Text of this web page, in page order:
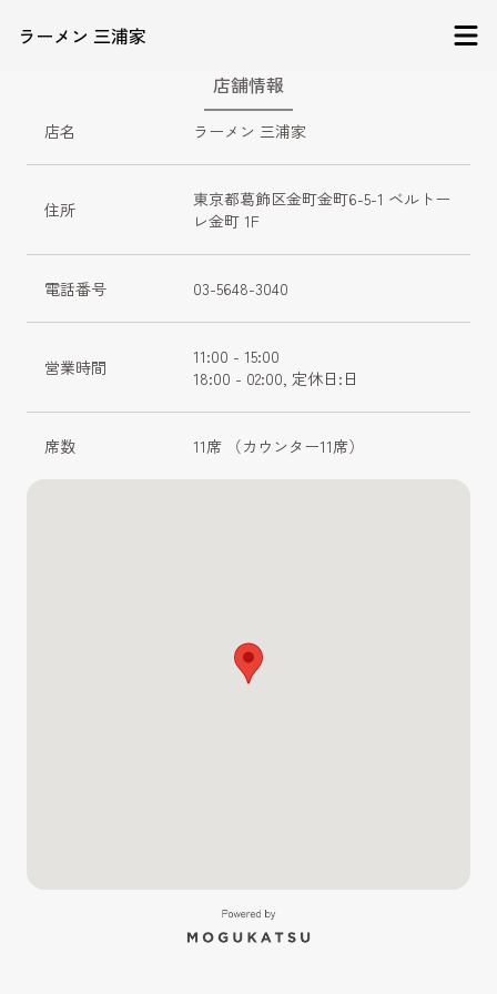
ラーメン 三浦家
店舗情報
店名 ラーメン 三浦家
住所
東京都葛飾区金町金町6-5-1 ベルトー
レ金町 1F
電話番号 03-5648-3040
営業時間
11:00 - 15:00
18:00 - 02:00, 定休日:日
席数 11席 （カウンター11席）